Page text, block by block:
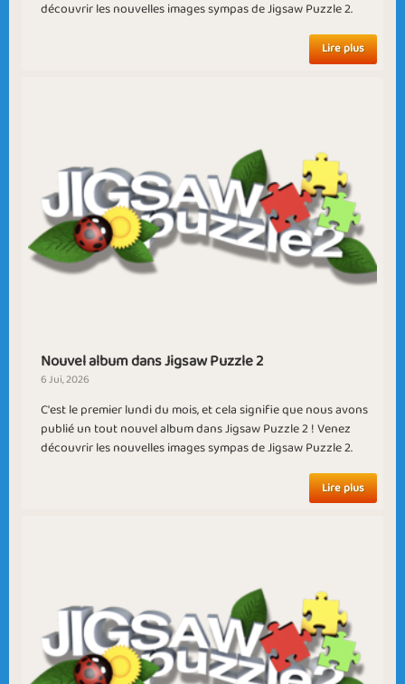
Harvest Month Summer Camp
Hera Shortest Month
découvrir les nouvelles images sympas de Jigsaw Puzzle 2.
Lire plus
Nouvel album dans Jigsaw Puzzle 2
6 Jui, 2026
C'est le premier lundi du mois, et cela signifie que nous avons
publié un tout nouvel album dans Jigsaw Puzzle 2 ! Venez
découvrir les nouvelles images sympas de Jigsaw Puzzle 2.
Lire plus